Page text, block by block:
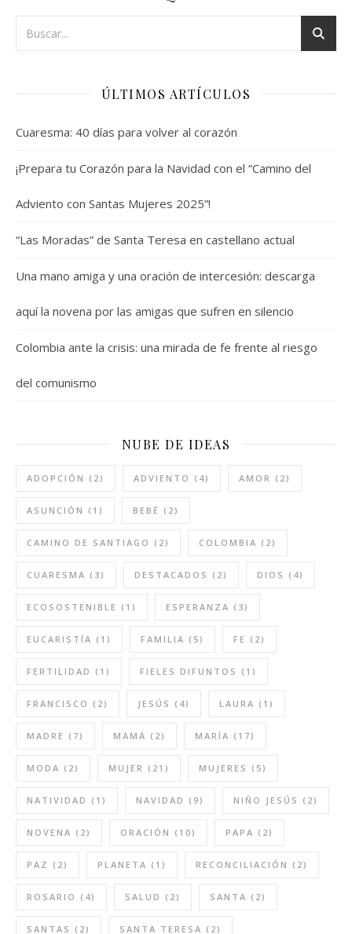
ÚLTIMOS ARTÍCULOS
Cuaresma: 40 días para volver al corazón
¡Prepara tu Corazón para la Navidad con el “Camino del
Adviento con Santas Mujeres 2025”!
“Las Moradas” de Santa Teresa en castellano actual
Una mano amiga y una oración de intercesión: descarga
aquí la novena por las amigas que sufren en silencio
Colombia ante la crisis: una mirada de fe frente al riesgo
del comunismo
NUBE DE IDEAS
ADOPCIÓN (2) ADVIENTO (4) AMOR (2)
ASUNCIÓN (1) BEBÉ (2)
CAMINO DE SANTIAGO (2) COLOMBIA (2)
CUARESMA (3) DESTACADOS (2) DIOS (4)
ECOSOSTENIBLE (1) ESPERANZA (3)
EUCARISTÍA (1) FAMILIA (5) FE (2)
FERTILIDAD (1) FIELES DIFUNTOS (1)
FRANCISCO (2) JESÚS (4) LAURA (1)
MADRE (7) MAMÁ (2) MARÍA (17)
MODA (2) MUJER (21) MUJERES (5)
NATIVIDAD (1) NAVIDAD (9) NIÑO JESÚS (2)
NOVENA (2) ORACIÓN (10) PAPA (2)
PAZ (2) PLANETA (1) RECONCILIACIÓN (2)
ROSARIO (4) SALUD (2) SANTA (2)
SANTAS (2) SANTA TERESA (2)